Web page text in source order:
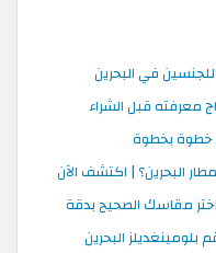
معرفته قبل الشراء
خطوة بخطوة
البحرين؟ | اكتشف الآن
مقاسك الصحيح بدقة
بلومينغديلز البحرين